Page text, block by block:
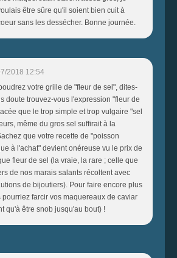
être sûre qu'il soient bien cuit à
sans les dessécher. Bonne journée.
2018 12:54
votre grille de "fleur de sel", dites-
doute trouvez-vous l'expression "fleur de
que le trop simple et trop vulgaire "sel
même du gros sel suffirait à la
que votre recette de "poisson
à l'achat" devient onéreuse vu le prix de
fleur de sel (la vraie, la rare ; celle que
de nos marais salants récoltent avec
de bijoutiers). Pour faire encore plus
pourriez farcir vos maquereaux de caviar
qu'à être snob jusqu'au bout) !